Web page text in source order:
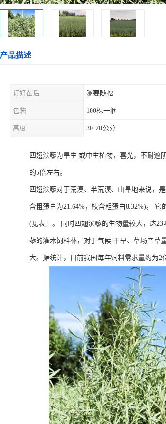
产品描述
订好苗后 随要随挖
包装 100株一捆
高度 30-70公分
四翅滨藜为旱生 或中生植物，喜光，不耐遮
的5倍左右。
四翅滨藜对于荒漠、半荒漠、山旱地来说，
含粗蛋白为21.64%，枝含粗蛋白8.32%)。
(见表〕。 同时四翅滨藜的生物量较大，达
藜的灌木饲料林，对于气候 干旱、草场产草
大。据统计，目前我国每年饲料需求量约为2